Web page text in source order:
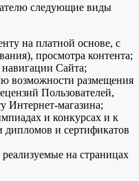
следующие виды
на платной основе, с
просмотра контента;
навигации Сайта;
возможности размещения
Пользователей,
Интернет-магазина;
и конкурсах и к
и сертификатов
на страницах